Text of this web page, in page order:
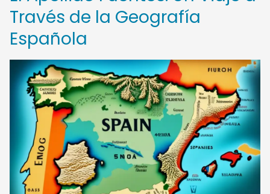
Través de la Geografía
Española